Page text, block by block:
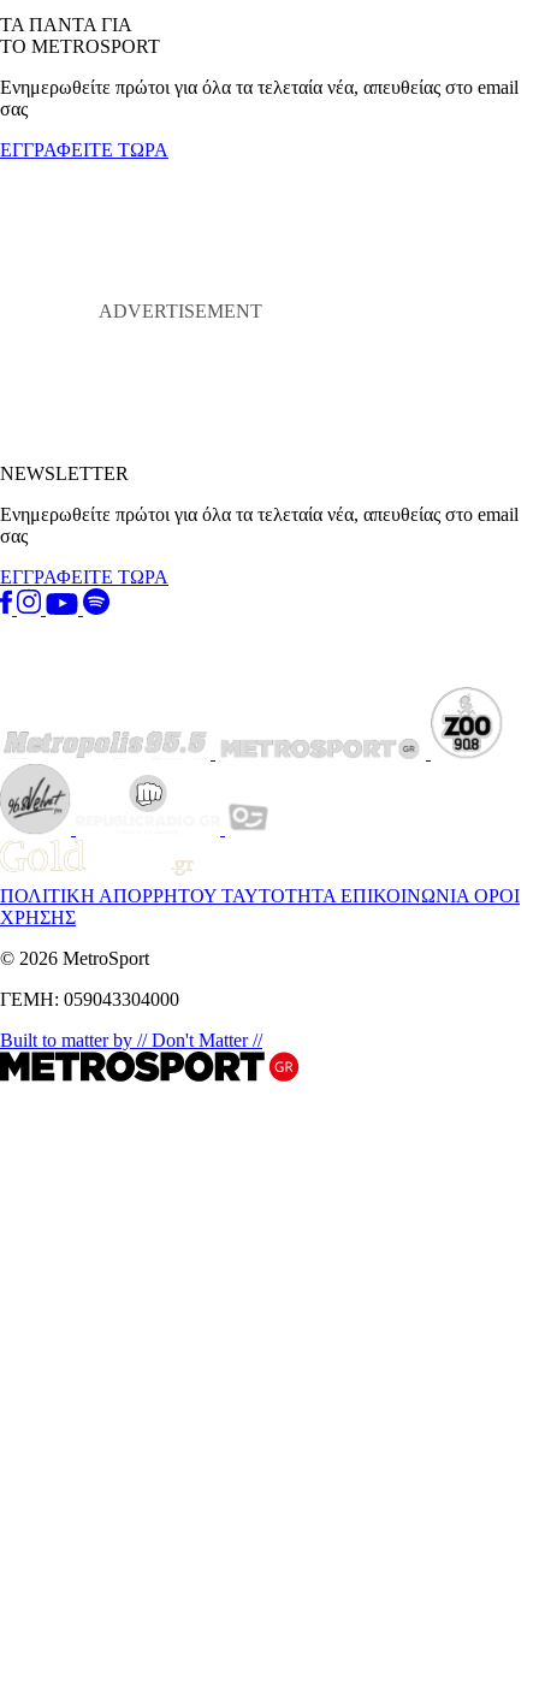
ΤΑ ΠΑΝΤΑ ΓΙΑ
ΤΟ METROSPORT
Ενημερωθείτε πρώτοι για όλα τα τελεταία νέα, απευθείας στο email
σας
ΕΓΓΡΑΦΕΙΤΕ ΤΩΡΑ
NEWSLETTER
Ενημερωθείτε πρώτοι για όλα τα τελεταία νέα, απευθείας στο email
σας
ΕΓΓΡΑΦΕΙΤΕ ΤΩΡΑ
ΠΟΛΙΤΙΚΗ ΑΠΟΡΡΗΤΟΥ ΤΑΥΤΟΤΗΤΑ ΕΠΙΚΟΙΝΩΝΙΑ ΟΡΟΙ
ΧΡΗΣΗΣ
© 2026 MetroSport
ΓΕΜΗ: 059043304000
Built to matter by // Don't Matter //